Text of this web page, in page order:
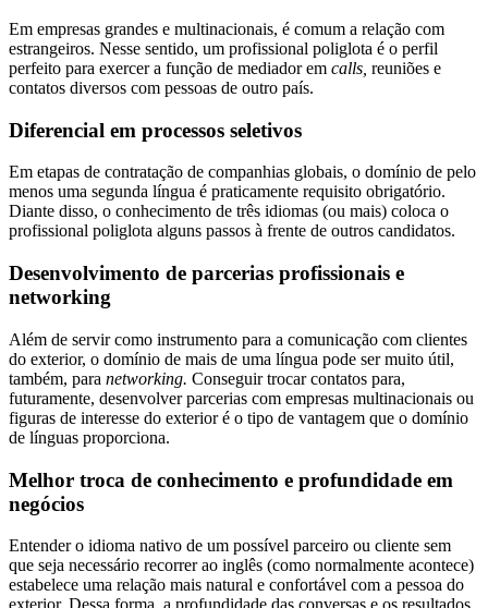
Em empresas grandes e multinacionais, é comum a relação com
estrangeiros. Nesse sentido, um profissional poliglota é o perfil
perfeito para exercer a função de mediador em calls, reuniões e
contatos diversos com pessoas de outro país.
Diferencial em processos seletivos
Em etapas de contratação de companhias globais, o domínio de pelo
menos uma segunda língua é praticamente requisito obrigatório.
Diante disso, o conhecimento de três idiomas (ou mais) coloca o
profissional poliglota alguns passos à frente de outros candidatos.
Desenvolvimento de parcerias profissionais e
networking
Além de servir como instrumento para a comunicação com clientes
do exterior, o domínio de mais de uma língua pode ser muito útil,
também, para networking. Conseguir trocar contatos para,
futuramente, desenvolver parcerias com empresas multinacionais ou
figuras de interesse do exterior é o tipo de vantagem que o domínio
de línguas proporciona.
Melhor troca de conhecimento e profundidade em
negócios
Entender o idioma nativo de um possível parceiro ou cliente sem
que seja necessário recorrer ao inglês (como normalmente acontece)
estabelece uma relação mais natural e confortável com a pessoa do